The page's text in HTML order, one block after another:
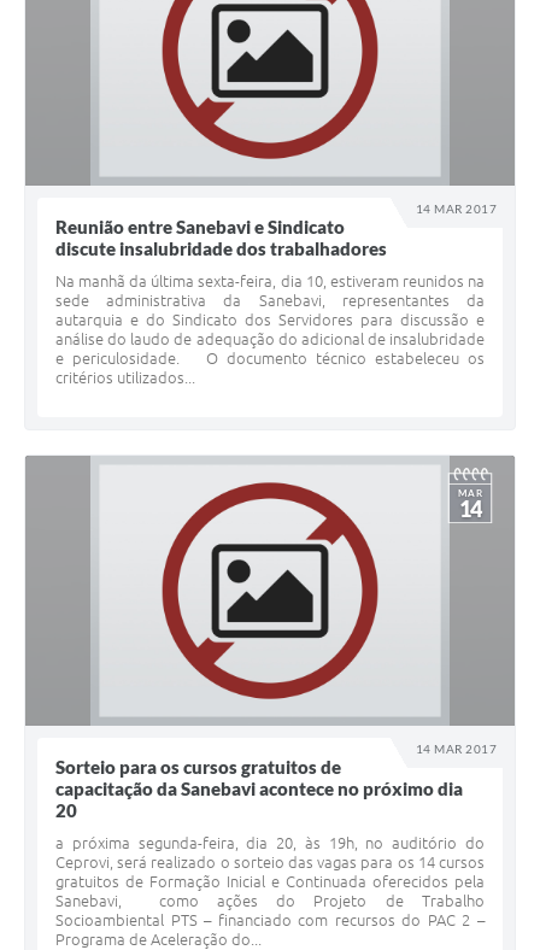
14 MAR 2017
Reunião entre Sanebavi e Sindicato
discute insalubridade dos trabalhadores
Na manhã da última sexta-feira, dia 10, estiveram reunidos na
sede administrativa da Sanebavi, representantes da
autarquia e do Sindicato dos Servidores para discussão e
análise do laudo de adequação do adicional de insalubridade
e periculosidade. O documento técnico estabeleceu os
critérios utilizados...
14 MAR 2017
MAR
14
Sorteio para os cursos gratuitos de
capacitação da Sanebavi acontece no próximo dia
20
a próxima segunda-feira, dia 20, às 19h, no auditório do
Ceprovi, será realizado o sorteio das vagas para os 14 cursos
gratuitos de Formação Inicial e Continuada oferecidos pela
Sanebavi, como ações do Projeto de Trabalho
Socioambiental PTS – financiado com recursos do PAC 2 –
Programa de Aceleração do...